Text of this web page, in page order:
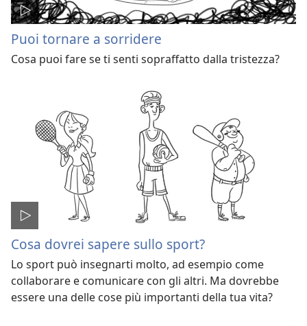
Puoi tornare a sorridere
Cosa puoi fare se ti senti sopraffatto dalla tristezza?
Cosa dovrei sapere sullo sport?
Lo sport può insegnarti molto, ad esempio come
collaborare e comunicare con gli altri. Ma dovrebbe
essere una delle cose più importanti della tua vita?